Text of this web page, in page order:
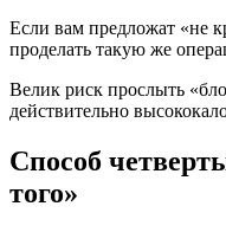
Если вам предложат «не
проделать такую же
Велик риск прослыть
действительно
Способ
того»